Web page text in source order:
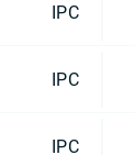
IPC
IPC
IPC